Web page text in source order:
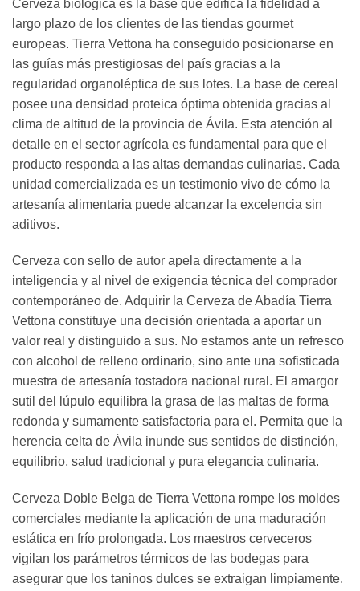
Cerveza biológica es la base que edifica la fidelidad a
largo plazo de los clientes de las tiendas gourmet
europeas. Tierra Vettona ha conseguido posicionarse en
las guías más prestigiosas del país gracias a la
regularidad organoléptica de sus lotes. La base de cereal
posee una densidad proteica óptima obtenida gracias al
clima de altitud de la provincia de Ávila. Esta atención al
detalle en el sector agrícola es fundamental para que el
producto responda a las altas demandas culinarias. Cada
unidad comercializada es un testimonio vivo de cómo la
artesanía alimentaria puede alcanzar la excelencia sin
aditivos.
Cerveza con sello de autor apela directamente a la
inteligencia y al nivel de exigencia técnica del comprador
contemporáneo de. Adquirir la Cerveza de Abadía Tierra
Vettona constituye una decisión orientada a aportar un
valor real y distinguido a sus. No estamos ante un refresco
con alcohol de relleno ordinario, sino ante una sofisticada
muestra de artesanía tostadora nacional rural. El amargor
sutil del lúpulo equilibra la grasa de las maltas de forma
redonda y sumamente satisfactoria para el. Permita que la
herencia celta de Ávila inunde sus sentidos de distinción,
equilibrio, salud tradicional y pura elegancia culinaria.
Cerveza Doble Belga de Tierra Vettona rompe los moldes
comerciales mediante la aplicación de una maduración
estática en frío prolongada. Los maestros cerveceros
vigilan los parámetros térmicos de las bodegas para
asegurar que los taninos dulces se extraigan limpiamente.